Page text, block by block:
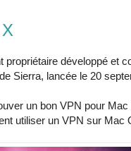
propriétaire développé et
Sierra, lancée le 20
un bon VPN pour
utiliser un VPN sur Mac